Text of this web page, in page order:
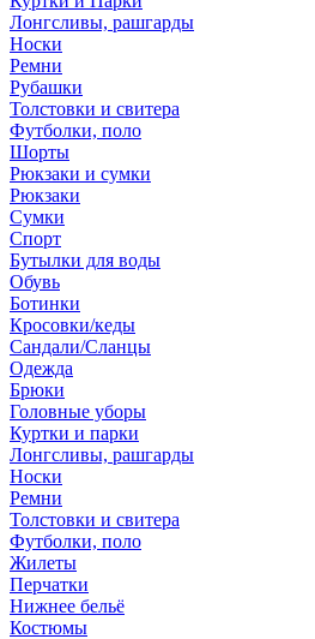
Лонгсливы, рашгарды
Носки
Ремни
Рубашки
Толстовки и свитера
Футболки, поло
Шорты
Рюкзаки и сумки
Рюкзаки
Сумки
Спорт
Бутылки для воды
Обувь
Ботинки
Кросовки/кеды
Сандали/Сланцы
Одежда
Брюки
Головные уборы
Куртки и парки
Лонгсливы, рашгарды
Носки
Ремни
Толстовки и свитера
Футболки, поло
Жилеты
Перчатки
Нижнее бельё
Костюмы